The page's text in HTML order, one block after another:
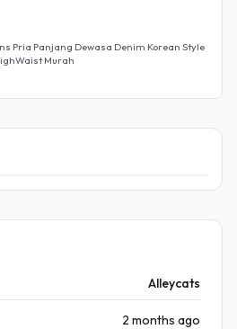
Pria Panjang Dewasa Denim Korean Style
Murah
Alleycats
2 months ago